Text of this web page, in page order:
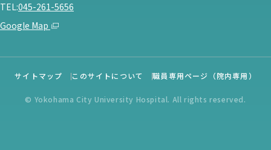
TEL:045-261-5656
Google Map
サイトマップ このサイトについて 職員専用ページ（院内専用）
© Yokohama City University Hospital. All rights reserved.